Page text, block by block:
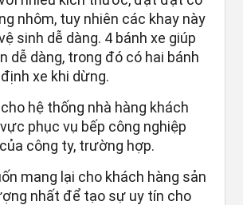
nhôm, tuy nhiên các khay này
sinh dễ dàng. 4 bánh xe giúp
dễ dàng, trong đó có hai bánh
xe khi dừng.
hệ thống nhà hàng khách
phục vụ bếp công nghiệp
công ty, trường hợp.
mang lại cho khách hàng sản
nhất để tạo sự uy tín cho